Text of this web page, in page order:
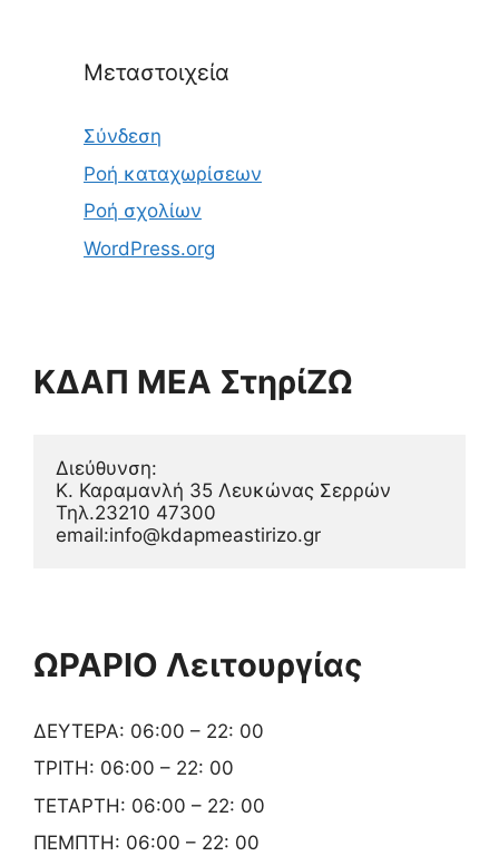
Μεταστοιχεία
Σύνδεση
Ροή καταχωρίσεων
Ροή σχολίων
WordPress.org
ΚΔΑΠ ΜΕΑ ΣτηρίΖΩ
Διεύθυνση:
Κ. Καραμανλή 35 Λευκώνας Σερρών
Τηλ.23210 47300
email:info@kdapmeastirizo.gr
ΩΡΑΡΙΟ Λειτουργίας
ΔΕΥΤΕΡΑ: 06:00 – 22: 00
ΤΡΙΤΗ: 06:00 – 22: 00
ΤΕΤΑΡΤΗ: 06:00 – 22: 00
ΠΕΜΠΤΗ: 06:00 – 22: 00